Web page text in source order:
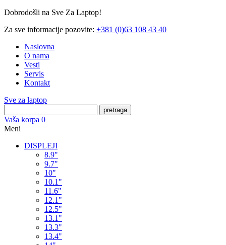
Dobrodošli na Sve Za Laptop!
Za sve informacije pozovite: +381 (0)63 108 43 40
Naslovna
O nama
Vesti
Servis
Kontakt
Sve za laptop
pretraga
Vaša korpa 0
Meni
DISPLEJI
8.9"
9.7"
10"
10.1"
11.6"
12.1"
12.5"
13.1"
13.3"
13.4"